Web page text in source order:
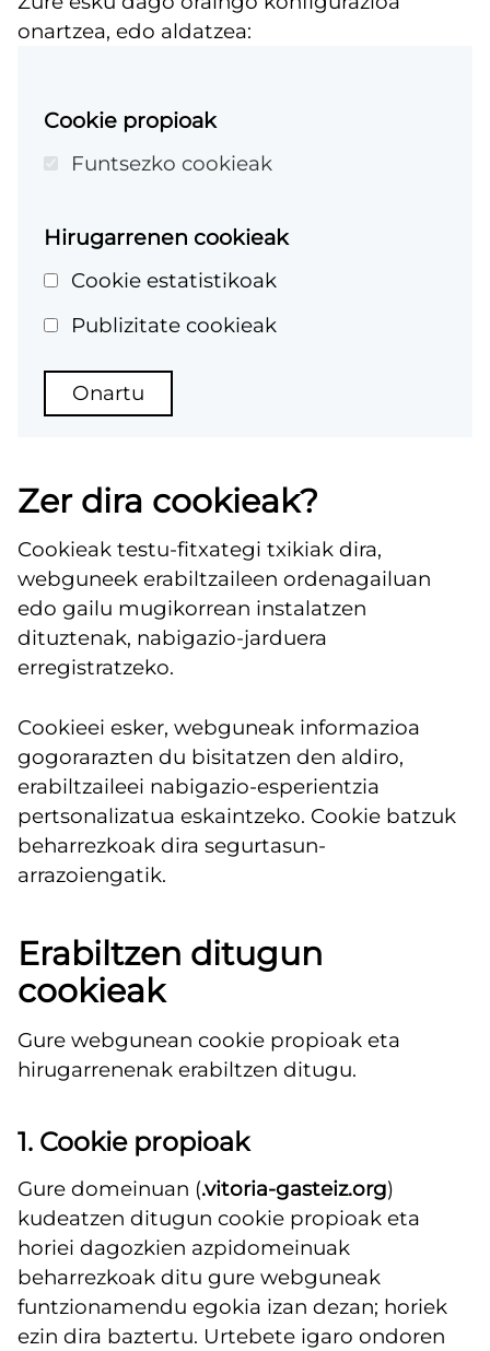
onartzea, edo aldatzea:
Cookie propioak
Funtsezko cookieak
Hirugarrenen cookieak
Cookie estatistikoak
Publizitate cookieak
Onartu
Zer dira cookieak?
Cookieak testu-fitxategi txikiak dira,
webguneek erabiltzaileen ordenagailuan
edo gailu mugikorrean instalatzen
dituztenak, nabigazio-jarduera
erregistratzeko.
Cookieei esker, webguneak informazioa
gogorarazten du bisitatzen den aldiro,
erabiltzaileei nabigazio-esperientzia
pertsonalizatua eskaintzeko. Cookie batzuk
beharrezkoak dira segurtasun-
arrazoiengatik.
Erabiltzen ditugun
cookieak
Gure webgunean cookie propioak eta
hirugarrenenak erabiltzen ditugu.
1. Cookie propioak
Gure domeinuan (.vitoria-gasteiz.org)
kudeatzen ditugun cookie propioak eta
horiei dagozkien azpidomeinuak
beharrezkoak ditu gure webguneak
funtzionamendu egokia izan dezan; horiek
ezin dira baztertu. Urtebete igaro ondoren